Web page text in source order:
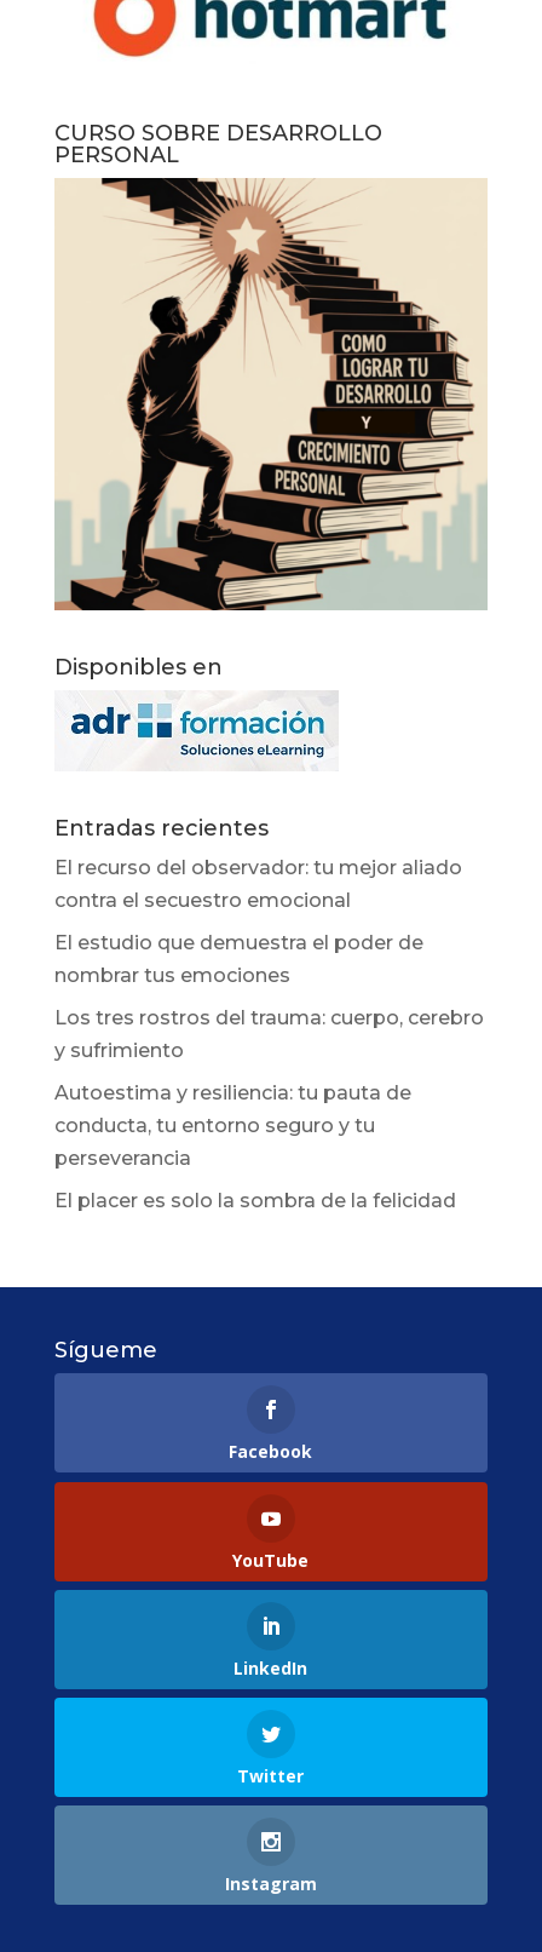
CURSO SOBRE DESARROLLO
PERSONAL
Disponibles en
Entradas recientes
El recurso del observador: tu mejor aliado
contra el secuestro emocional
El estudio que demuestra el poder de
nombrar tus emociones
Los tres rostros del trauma: cuerpo, cerebro
y sufrimiento
Autoestima y resiliencia: tu pauta de
conducta, tu entorno seguro y tu
perseverancia
El placer es solo la sombra de la felicidad
Sígueme
Facebook
YouTube
LinkedIn
Twitter
Instagram